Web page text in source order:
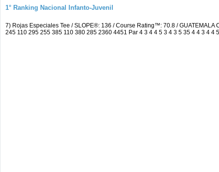
1° Ranking Nacional Infanto-Juvenil
7) Rojas Especiales Tee / SLOPE®: 136 / Course Rating™: 70.8 /
245 110 295 255 385 110 380 285 2360 4451 Par 4 3 4 4 5 3 4 3 5 35 4 4 3 4 4